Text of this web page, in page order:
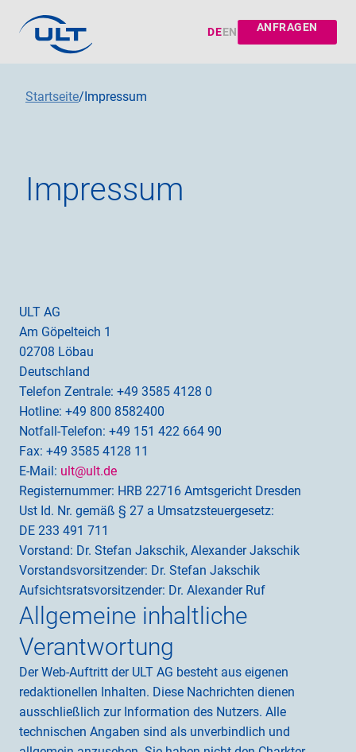
ANFRAGEN
EN
DE
Startseite/Impressum
Impressum
ULT AG
Am Göpelteich 1
02708 Löbau
Deutschland
Telefon Zentrale: +49 3585 4128 0
Hotline: +49 800 8582400
Notfall-Telefon: +49 151 422 664 90
Fax: +49 3585 4128 11
E-Mail: ult@ult.de
Registernummer: HRB 22716 Amtsgericht Dresden
Ust Id. Nr. gemäß § 27 a Umsatzsteuergesetz:
DE 233 491 711
Vorstand: Dr. Stefan Jakschik, Alexander Jakschik
Vorstandsvorsitzender: Dr. Stefan Jakschik
Aufsichtsratsvorsitzender: Dr. Alexander Ruf
Allgemeine inhaltliche
Verantwortung
Der Web-Auftritt der ULT AG besteht aus eigenen
redaktionellen Inhalten. Diese Nachrichten dienen
ausschließlich zur Information des Nutzers. Alle
technischen Angaben sind als unverbindlich und